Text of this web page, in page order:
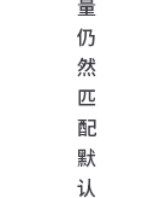
仍
然
匹
配
默
认